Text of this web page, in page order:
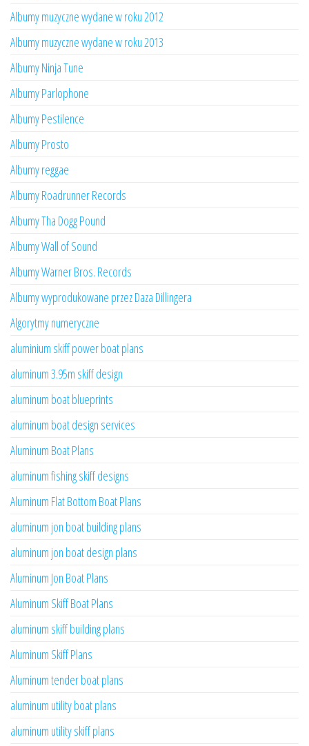
Albumy muzyczne wydane w roku 2012
Albumy muzyczne wydane w roku 2013
Albumy Ninja Tune
Albumy Parlophone
Albumy Pestilence
Albumy Prosto
Albumy reggae
Albumy Roadrunner Records
Albumy Tha Dogg Pound
Albumy Wall of Sound
Albumy Warner Bros. Records
Albumy wyprodukowane przez Daza Dillingera
Algorytmy numeryczne
aluminium skiff power boat plans
aluminum 3.95m skiff design
aluminum boat blueprints
aluminum boat design services
Aluminum Boat Plans
aluminum fishing skiff designs
Aluminum Flat Bottom Boat Plans
aluminum jon boat building plans
aluminum jon boat design plans
Aluminum Jon Boat Plans
Aluminum Skiff Boat Plans
aluminum skiff building plans
Aluminum Skiff Plans
Aluminum tender boat plans
aluminum utility boat plans
aluminum utility skiff plans